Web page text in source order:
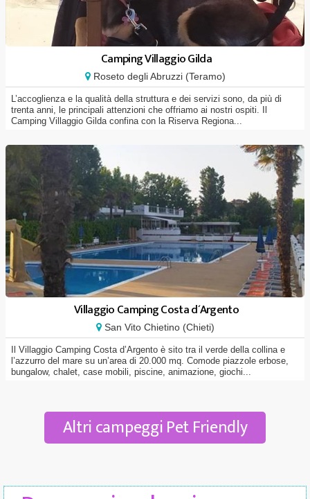
Camping Villaggio Gilda
Roseto degli Abruzzi (Teramo)
L’accoglienza e la qualità della struttura e dei servizi sono, da più di
trenta anni, le principali attenzioni che offriamo ai nostri ospiti. Il
Camping Villaggio Gilda confina con la Riserva Regiona...
Villaggio Camping Costa d´Argento
San Vito Chietino (Chieti)
Il Villaggio Camping Costa d’Argento è sito tra il verde della collina e
l’azzurro del mare su un’area di 20.000 mq. Comode piazzole erbose,
bungalow, chalet, case mobili, piscine, animazione, giochi...
Altri campeggi Pet Friendly